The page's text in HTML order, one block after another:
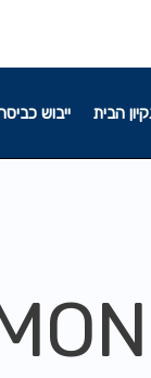
הבית ייבוש